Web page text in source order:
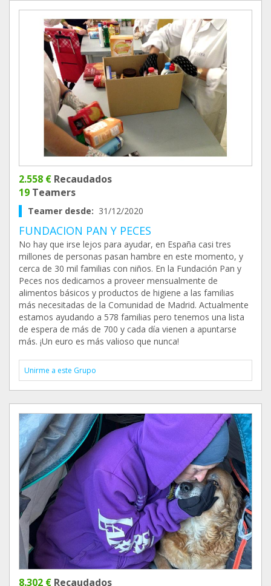
2.558 € Recaudados
19 Teamers
Teamer desde: 31/12/2020
FUNDACION PAN Y PECES
No hay que irse lejos para ayudar, en España casi tres
millones de personas pasan hambre en este momento, y
cerca de 30 mil familias con niños. En la Fundación Pan y
Peces nos dedicamos a proveer mensualmente de
alimentos básicos y productos de higiene a las familias
más necesitadas de la Comunidad de Madrid. Actualmente
estamos ayudando a 578 familias pero tenemos una lista
de espera de más de 700 y cada día vienen a apuntarse
más. ¡Un euro es más valioso que nunca!
Unirme a este Grupo
8.302 € Recaudados